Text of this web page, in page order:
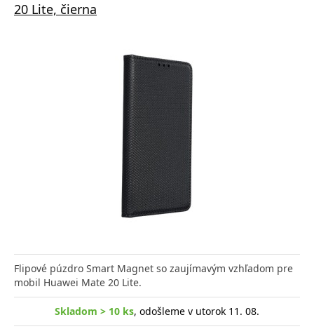
20 Lite, čierna
Flipové púzdro Smart Magnet so zaujímavým vzhľadom pre
mobil Huawei Mate 20 Lite.
Skladom > 10 ks, odošleme v utorok 11. 08.